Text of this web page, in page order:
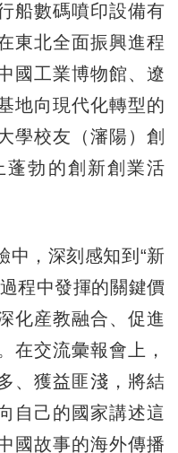
船數碼噴印設備有
東北全面振興進程
國工業博物館、遼
地向現代化轉型的
學校友（瀋陽）創
蓬勃的創新創業活
，深刻感知到“新
程中發揮的關鍵價
化産教融合、促進
在交流彙報會上，
、獲益匪淺，將結
自己的國家講述這
國故事的海外傳播